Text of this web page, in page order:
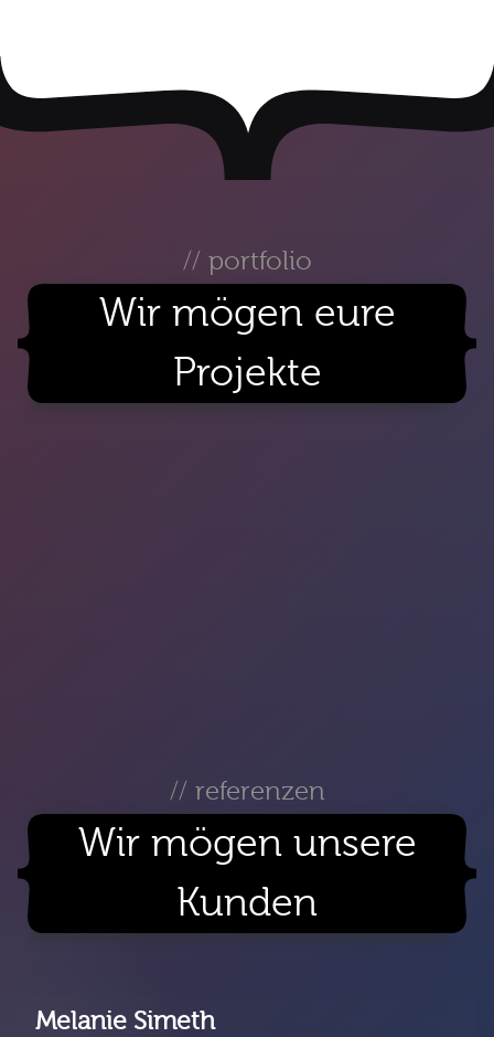
// portfolio
Wir mögen eure
Projekte
Ganzes Portfolio ansehen
// referenzen
Wir mögen unsere
Kunden
Melanie Simeth